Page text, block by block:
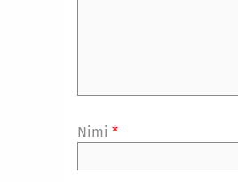
Nimi *